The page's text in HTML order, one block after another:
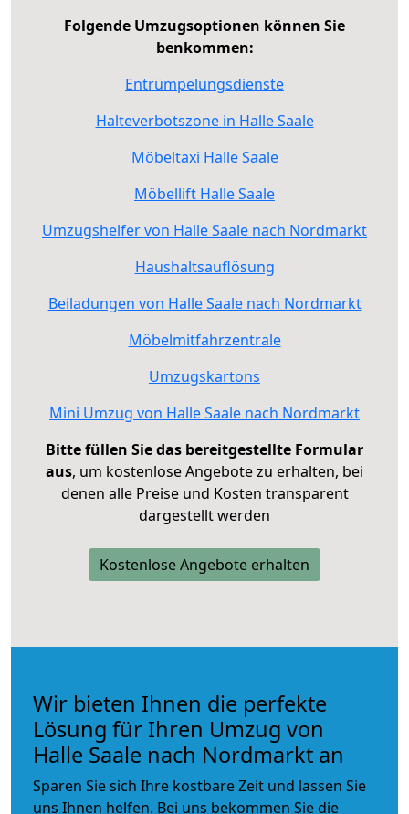
Folgende Umzugsoptionen können Sie
benkommen:
Entrümpelungsdienste
Halteverbotszone in Halle Saale
Möbeltaxi Halle Saale
Möbellift Halle Saale
Umzugshelfer von Halle Saale nach Nordmarkt
Haushaltsauflösung
Beiladungen von Halle Saale nach Nordmarkt
Möbelmitfahrzentrale
Umzugskartons
Mini Umzug von Halle Saale nach Nordmarkt
Bitte füllen Sie das bereitgestellte Formular
aus, um kostenlose Angebote zu erhalten, bei
denen alle Preise und Kosten transparent
dargestellt werden
Kostenlose Angebote erhalten
Wir bieten Ihnen die perfekte
Lösung für Ihren Umzug von
Halle Saale nach Nordmarkt an
Sparen Sie sich Ihre kostbare Zeit und lassen Sie
uns Ihnen helfen. Bei uns bekommen Sie die